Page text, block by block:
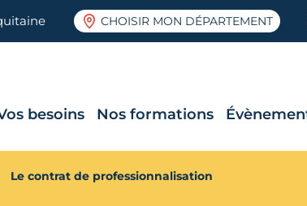
CHOISIR MON DÉPARTEMENT
besoins Nos formations
Le contrat de professionnalisation